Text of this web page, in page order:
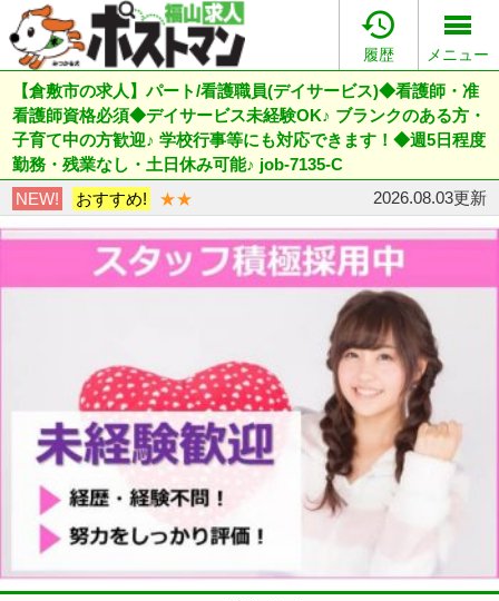

履歴 メニュー
【倉敷市の求人】パート/看護職員(デイサービス)◆看護師・准
看護師資格必須◆デイサービス未経験OK♪ ブランクのある方・
子育て中の方歓迎♪ 学校行事等にも対応できます！◆週5日程度
勤務・残業なし・土日休み可能♪ job-7135-C
NEW!
おすすめ! ★★ 2026.08.03更新